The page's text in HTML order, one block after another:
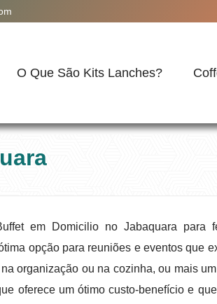
O Que São Kits Lanches?
em Domicilio no Jabaquara para
opção para reuniões e eventos que
organização ou na cozinha, ou mais
oferece um ótimo custo-benefício e